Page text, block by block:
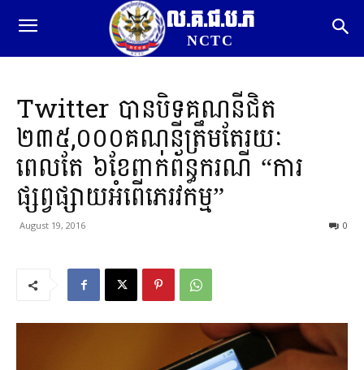
ល.គ.ជ.ប.ភ
NCTC
Twitter បានបិទគណនីជិត
២៣៥,០០០គណនីត្រឹមតែរយៈ
ពេលតែ ៦ខែពាក់ព័ន្ធករណី “ការ
ផ្សព្វផ្សាយអំពើភេរវកម្ម”
August 19, 2016 0